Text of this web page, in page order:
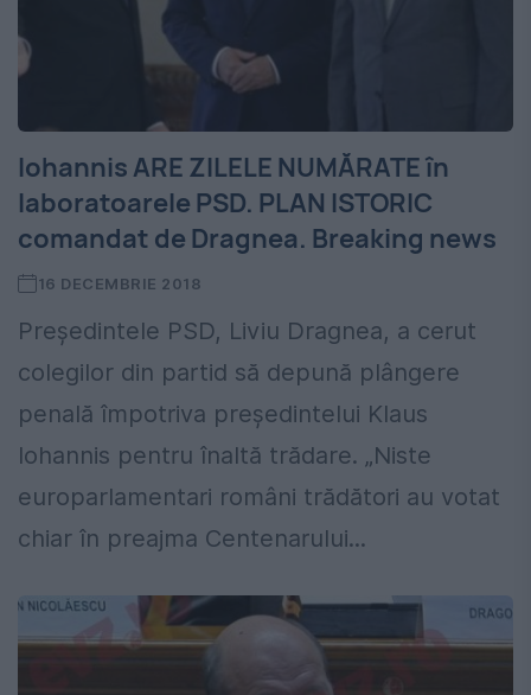
Iohannis ARE ZILELE NUMĂRATE în
laboratoarele PSD. PLAN ISTORIC
comandat de Dragnea. Breaking news
16 DECEMBRIE 2018
Preşedintele PSD, Liviu Dragnea, a cerut
colegilor din partid să depună plângere
penală împotriva președintelui Klaus
Iohannis pentru înaltă trădare. „Niste
europarlamentari români trădători au votat
chiar în preajma Centenarului...